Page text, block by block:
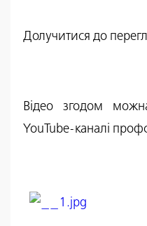
Долучитися до
Відео згодом
YouTube-каналі